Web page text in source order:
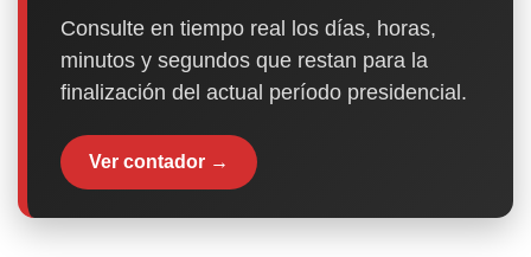
Consulte en tiempo real los días, horas,
minutos y segundos que restan para la
finalización del actual período presidencial.
Ver contador →